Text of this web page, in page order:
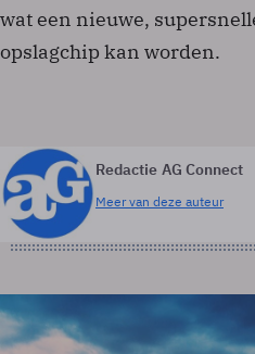
wat een nieuwe,
opslagchip kan worden.
Redactie AG Connect
Meer van deze auteur